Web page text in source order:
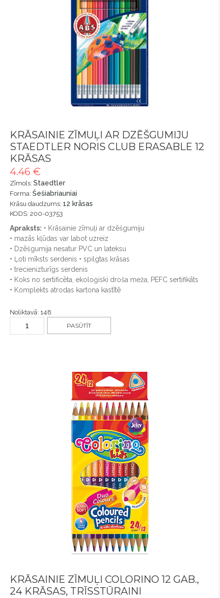
KRĀSAINIE ZĪMUĻI AR DZĒŠGUMIJU
STAEDTLER NORIS CLUB ERASABLE 12
KRĀSAS
4.46 €
Zīmols: Staedtler
Forma: Šešiabriauniai
Krāsu daudzums: 12 krāsas
KODS: 200-03753
Apraksts: • Krāsainie zīmuļi ar dzēšgumiju
• mazās kļūdas var labot uzreiz
• Dzēšgumija nesatur PVC un lateksu
• Ļoti mīksts serdenis • spilgtas krāsas
• trecienizturīgs serdenis
• Koks no sertificēta, ekoloģiski droša meža, PEFC sertifikāts
• Komplekts atrodas kartona kastītē
Noliktavā: 148
PASŪTĪT
KRĀSAINIE ZĪMUĻI COLORINO 12 GAB.,
24 KRĀSAS, TRĪSSTŪRAINI